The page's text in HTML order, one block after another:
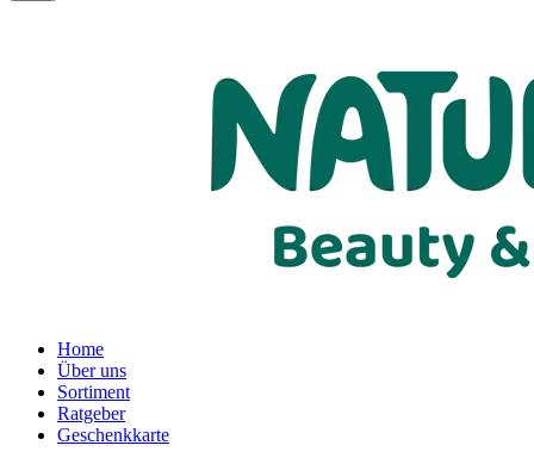
Home
Über uns
Sortiment
Ratgeber
Geschenkkarte